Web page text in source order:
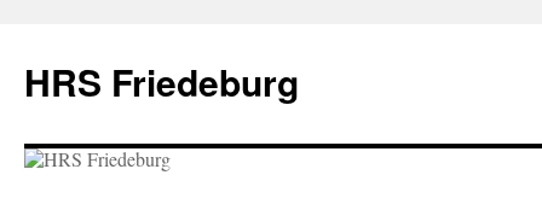
springen
HRS Friedeburg